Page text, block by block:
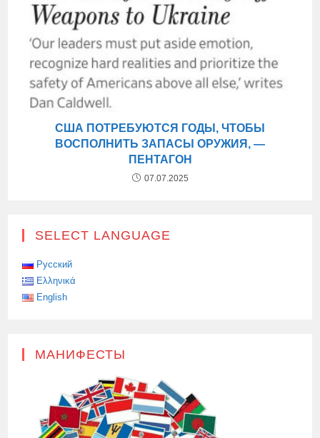
США ПОТРЕБУЮТСЯ ГОДЫ, ЧТОБЫ
ВОСПОЛНИТЬ ЗАПАСЫ ОРУЖИЯ, —
ПЕНТАГОН
07.07.2025
SELECT LANGUAGE
Русский
Ελληνικά
English
МАНИФЕСТЫ